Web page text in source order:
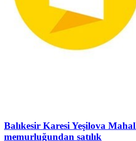
Balıkesir Karesi Yeşilova
memurluğundan satılık